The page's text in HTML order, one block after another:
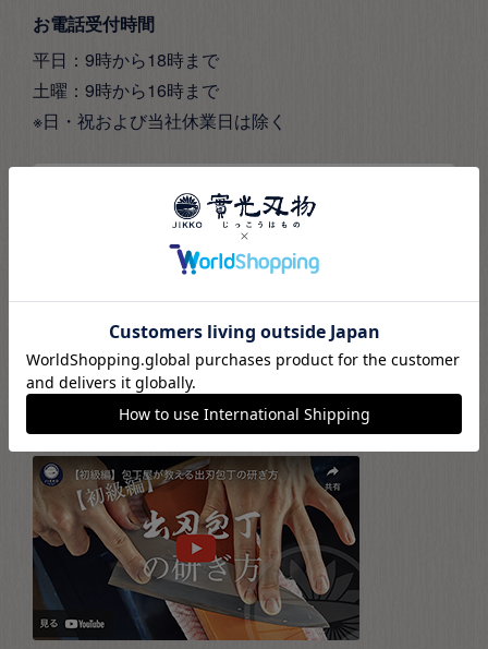
お電話受付時間
平日：9時から18時まで
土曜：9時から16時まで
※日・祝および当社休業日は除く
お問い合わせフォーム
公式SNS
實光公式SNSでは、最新情報やおすすめ商品、包丁の
知識をご紹介。